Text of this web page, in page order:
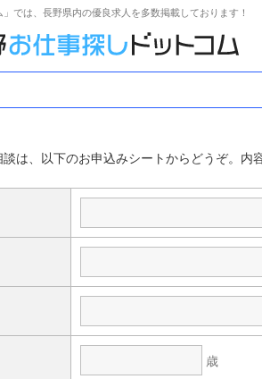
」では、長野県内の優良求人を多数掲載しております！
は、以下のお申込みシートからどうぞ。内
歳